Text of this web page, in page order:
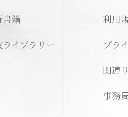
書籍
ライブラリー
利用
プラ
関連
事務